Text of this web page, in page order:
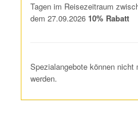
Tagen im Reisezeitraum
dem 27.09.2026 10% Rabatt
Spezialangebote können nicht
werden.